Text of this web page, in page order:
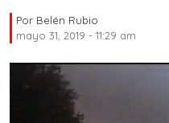
Por Belén Rubio
mayo 31, 2019 - 11:29 am